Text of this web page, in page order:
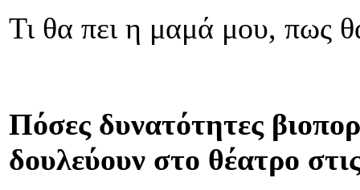
Τι θα πει η μαμά μου, πως
Πόσες δυνατότητες
δουλεύουν στο θέατρο